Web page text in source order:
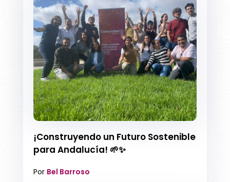
¡Construyendo un Futuro Sostenible
para Andalucía! 🌱✨
Por Bel Barroso